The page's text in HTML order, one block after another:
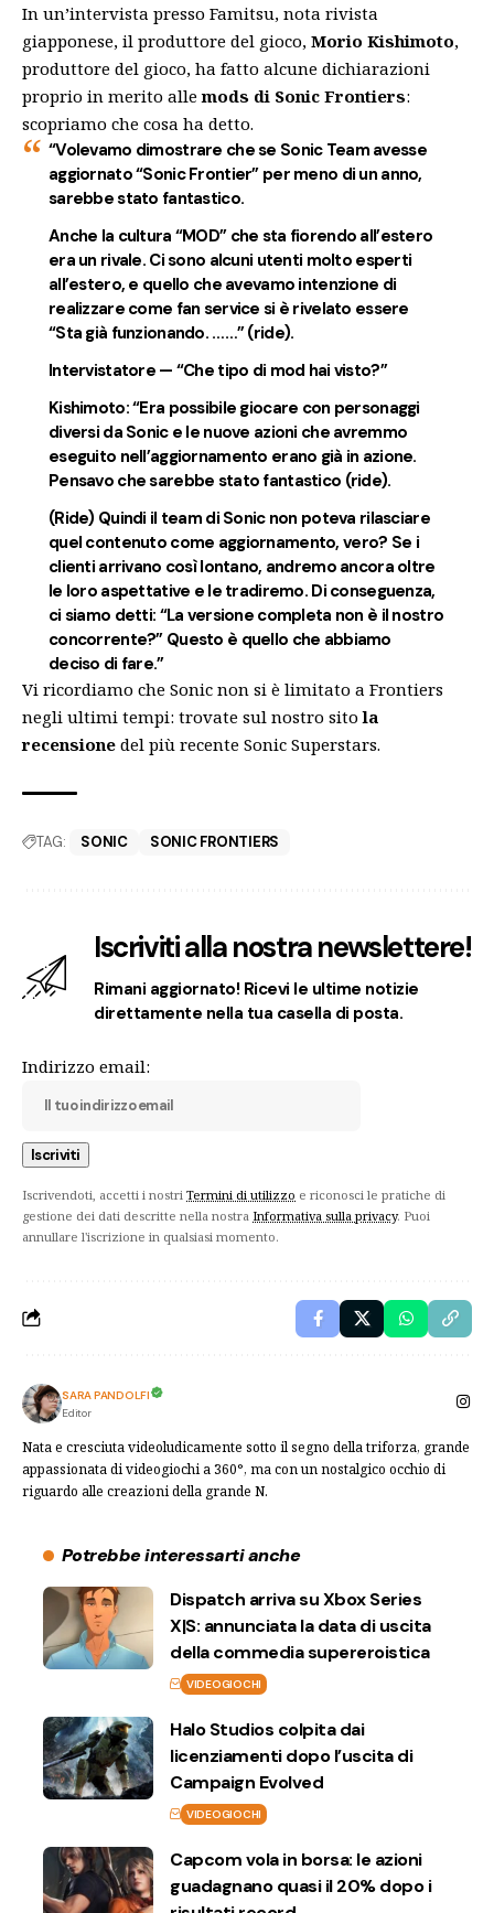
In un’intervista presso Famitsu, nota rivista
giapponese, il produttore del gioco, Morio Kishimoto,
produttore del gioco, ha fatto alcune dichiarazioni
proprio in merito allemods di Sonic Frontiers:
scopriamo che cosa ha detto.
“Volevamo dimostrare che se Sonic Team avesse
aggiornato “Sonic Frontier” per meno di un anno,
sarebbe stato fantastico.
Anche la cultura “MOD” che sta fiorendo all’estero
era un rivale. Ci sono alcuni utenti molto esperti
all’estero, e quello che avevamo intenzione di
realizzare come fan service si è rivelato essere
“Sta già funzionando. ……” (ride).
Intervistatore — “Che tipo di mod hai visto?”
Kishimoto: “Era possibile giocare con personaggi
diversi da Sonic e le nuove azioni che avremmo
eseguito nell’aggiornamento erano già in azione.
Pensavo che sarebbe stato fantastico (ride).
(Ride) Quindi il team di Sonic non poteva rilasciare
quel contenuto come aggiornamento, vero? Se i
clienti arrivano così lontano, andremo ancora oltre
le loro aspettative e le tradiremo. Di conseguenza,
ci siamo detti: “La versione completa non è il nostro
concorrente?” Questo è quello che abbiamo
deciso di fare.”
Vi ricordiamo che Sonic non si è limitato a Frontiers
negli ultimi tempi: trovate sul nostro sito la
recensione del più recente Sonic Superstars.
TAG: SONIC SONIC FRONTIERS
Iscriviti alla nostra newslettere!
Rimani aggiornato! Ricevi le ultime notizie
direttamente nella tua casella di posta.
Indirizzo email:
Iscrivendoti, accetti i nostri Termini di utilizzo e riconosci le pratiche di
gestione dei dati descritte nella nostra Informativa sulla privacy. Puoi
annullare l'iscrizione in qualsiasi momento.
SARA PANDOLFI
Editor
Nata e cresciuta videoludicamente sotto il segno della triforza, grande
appassionata di videogiochi a 360°, ma con un nostalgico occhio di
riguardo alle creazioni della grande N.
Potrebbe interessarti anche
Dispatch arriva su Xbox Series
X|S: annunciata la data di uscita
della commedia supereroistica
VIDEOGIOCHI
Halo Studios colpita dai
licenziamenti dopo l’uscita di
Campaign Evolved
VIDEOGIOCHI
Capcom vola in borsa: le azioni
guadagnano quasi il 20% dopo i